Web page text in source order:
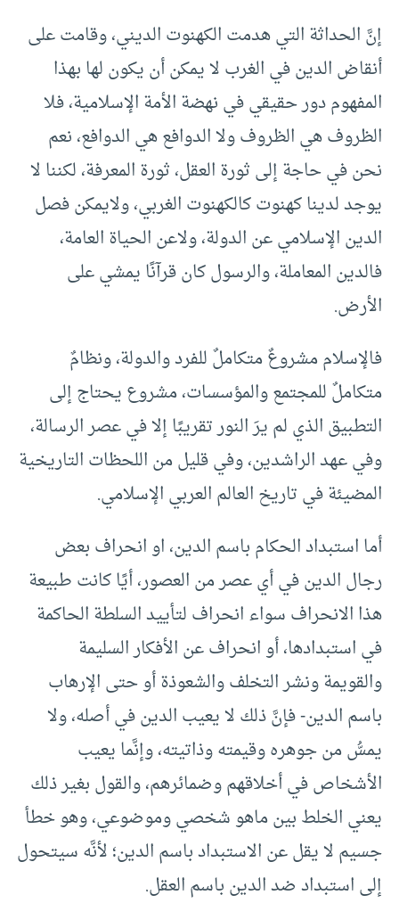
إنَّ الحداثة التي هدمت الكهنوت الديني، وقامت على
أنقاض الدين في الغرب لا يمكن أن يكون لها بهذا
المفهوم دور حقيقي في نهضة الأمة الإسلامية، فلا
الظروف هي الظروف ولا الدوافع هي الدوافع، نعم
نحن في حاجة إلى ثورة العقل، ثورة المعرفة، لكننا لا
يوجد لدينا كهنوت كالكهنوت الغربي، ولايمكن فصل
الدين الإسلامي عن الدولة، ولاعن الحياة العامة،
فالدين المعاملة، والرسول كان قرآنًا يمشي على
الأرض.
فالإسلام مشروعٌ متكاملٌ للفرد والدولة، ونظامٌ
متكاملٌ للمجتمع والمؤسسات، مشروع يحتاج إلى
التطبيق الذي لم يرَ النور تقريبًا إلا في عصر الرسالة،
وفي عهد الراشدين، وفي قليل من اللحظات التاريخية
المضيئة في تاريخ العالم العربي الإسلامي.
أما استبداد الحكام باسم الدين، او انحراف بعض
رجال الدين في أي عصر من العصور، أيًا كانت طبيعة
هذا الانحراف سواء انحراف لتأييد السلطة الحاكمة
في استبدادها، أو انحراف عن الأفكار السليمة
والقويمة ونشر التخلف والشعوذة أو حتى الإرهاب
باسم الدين- فإنَّ ذلك لا يعيب الدين في أصله، ولا
يمسُّ من جوهره وقيمته وذاتيته، وإنَّما يعيب
الأشخاص في أخلاقهم وضمائرهم، والقول بغير ذلك
يعني الخلط بين ماهو شخصي وموضوعي، وهو خطأ
جسيم لا يقل عن الاستبداد باسم الدين؛ لأنَّه سيتحول
إلى استبداد ضد الدين باسم العقل.